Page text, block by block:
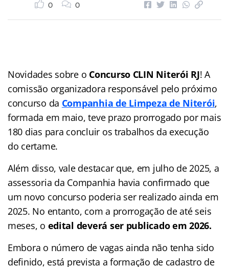
0 0
Novidades sobre o Concurso CLIN Niterói RJ! A
comissão organizadora responsável pelo próximo
concurso da Companhia de Limpeza de Niterói,
formada em maio, teve prazo prorrogado por mais
180 dias para concluir os trabalhos da execução
do certame.
Além disso, vale destacar que, em julho de 2025, a
assessoria da Companhia havia confirmado que
um novo concurso poderia ser realizado ainda em
2025. No entanto, com a prorrogação de até seis
meses, o edital deverá ser publicado em 2026.
Embora o número de vagas ainda não tenha sido
definido, está prevista a formação de cadastro de